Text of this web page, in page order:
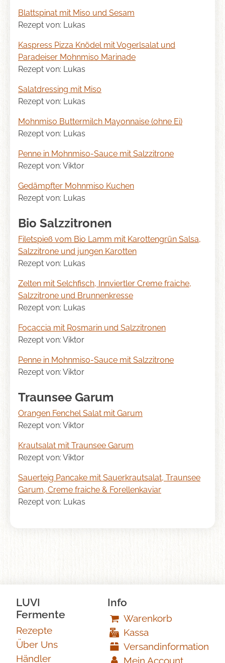
Blattspinat mit Miso und Sesam
Rezept von: Lukas
Kaspress Pizza Knödel mit Vogerlsalat und
Paradeiser Mohnmiso Marinade
Rezept von: Lukas
Salatdressing mit Miso
Rezept von: Lukas
Mohnmiso Buttermilch Mayonnaise (ohne Ei)
Rezept von: Lukas
Penne in Mohnmiso-Sauce mit Salzzitrone
Rezept von: Viktor
Gedämpfter Mohnmiso Kuchen
Rezept von: Lukas
Bio Salzzitronen
Filetspieß vom Bio Lamm mit Karottengrün Salsa,
Salzzitrone und jungen Karotten
Rezept von: Lukas
Zelten mit Selchfisch, Innviertler Creme fraiche,
Salzzitrone und Brunnenkresse
Rezept von: Lukas
Focaccia mit Rosmarin und Salzzitronen
Rezept von: Viktor
Penne in Mohnmiso-Sauce mit Salzzitrone
Rezept von: Viktor
Traunsee Garum
Orangen Fenchel Salat mit Garum
Rezept von: Viktor
Krautsalat mit Traunsee Garum
Rezept von: Viktor
Sauerteig Pancake mit Sauerkrautsalat, Traunsee
Garum, Creme fraiche & Forellenkaviar
Rezept von: Lukas
LUVI
Fermente
Rezepte
Über Uns
Händler
Info
Warenkorb
Kassa
Versandinformation
Mein Account